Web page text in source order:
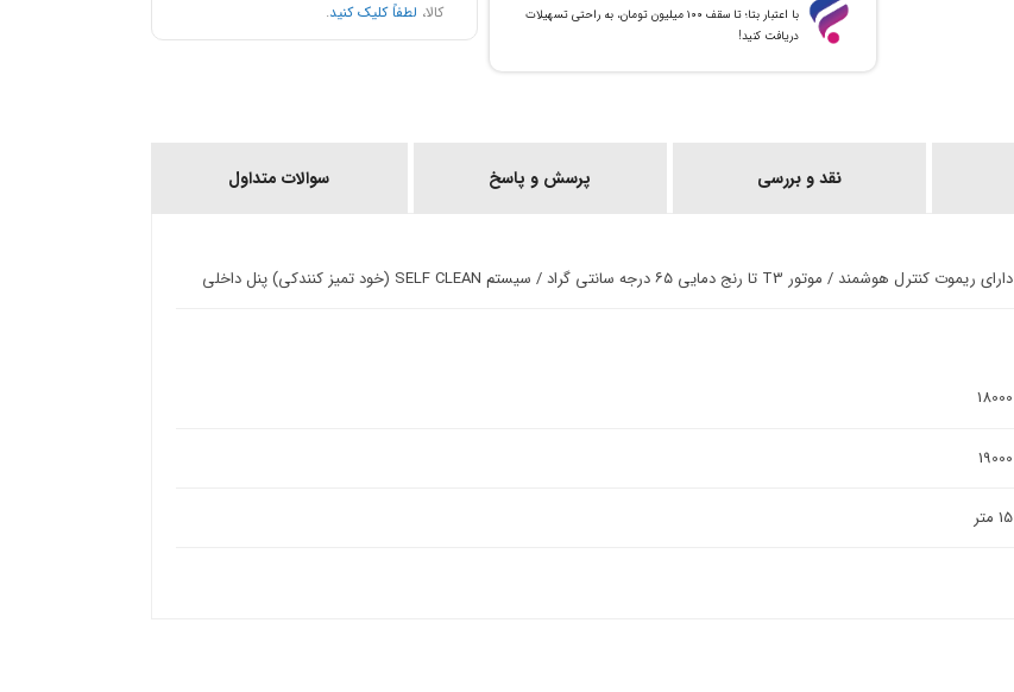
با اعتبار بتا؛ تا سقف ۱۰۰ میلیون تومان، به راحتی تسهیلات
دریافت کنید!
کالا، لطفاً کلیک کنید.
نقد و بررسی پرسش و پاسخ سوالات متداول
داراى ريموت كنترل هوشمند / موتور T3 تا رنج دمایی ۶۵ درجه سانتی گراد / سيستم SELF CLEAN (خود تميز كنندكی) پنل داخلى
18000
19000
15 متر